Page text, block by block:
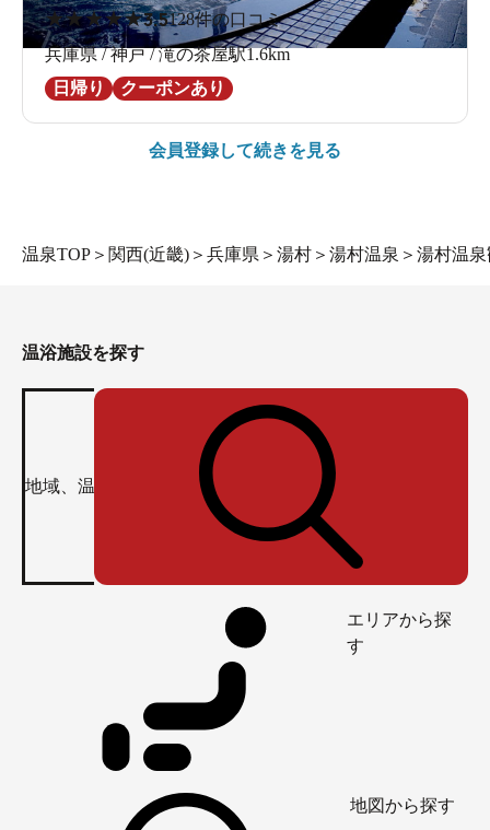
★★★★★3.5128件の口コミ
兵庫県 / 神戸 / 滝の茶屋駅1.6km
日帰り
クーポンあり
会員登録して続きを見る
温泉TOP ＞ 関西(近畿) ＞ 兵庫県 ＞ 湯村 ＞ 湯村温泉 ＞ 湯村温
温浴施設を探す
エリアから探
す
地図から探す